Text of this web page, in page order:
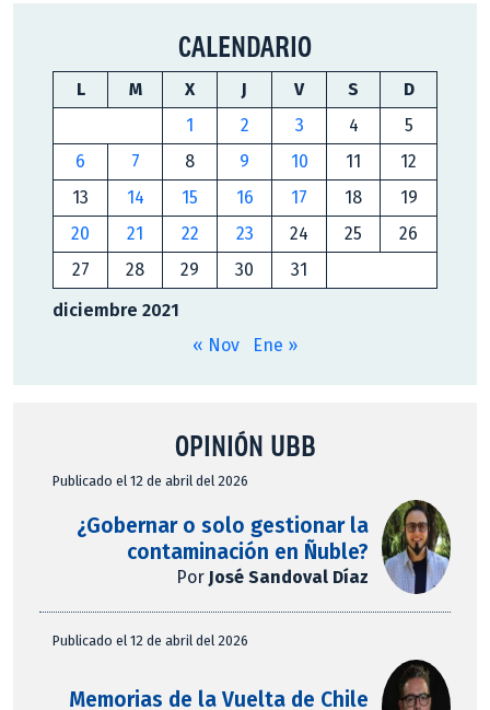
CALENDARIO
diciembre 2021
L M X J V S
D
1
2 3 4
5
6
7 8 9 10 11
12
13
14 15 16 17 18
19
20
21 22 23 24 25
26
27
28 29 30 31
« Nov Ene »
OPINIÓN UBB
Publicado el 12 de abril del 2026
¿Gobernar o solo gestionar la
contaminación en Ñuble?
Por José Sandoval Díaz
Publicado el 12 de abril del 2026
Memorias de la Vuelta de Chile